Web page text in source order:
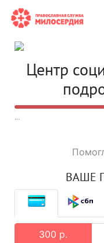
Центр
...
ВАШЕ
300 р.